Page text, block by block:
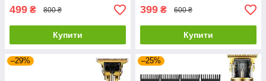
499 ₴ 800 ₴
Купити
399 ₴ 600 ₴
Купити
–29% –25%